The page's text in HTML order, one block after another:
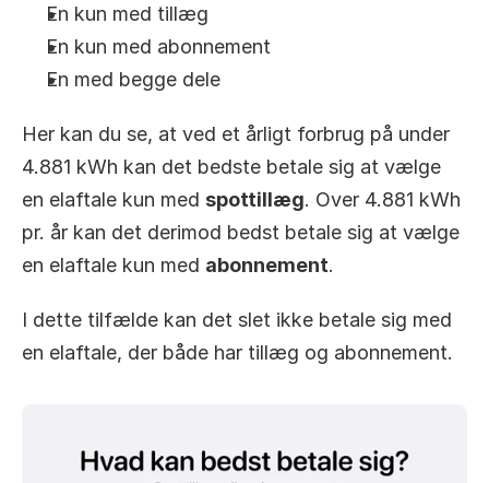
En kun med tillæg
En kun med abonnement
En med begge dele
Her kan du se, at ved et årligt forbrug på under
4.881 kWh kan det bedste betale sig at vælge
en elaftale kun med spottillæg. Over 4.881 kWh
pr. år kan det derimod bedst betale sig at vælge
en elaftale kun med abonnement.
I dette tilfælde kan det slet ikke betale sig med
en elaftale, der både har tillæg og abonnement.